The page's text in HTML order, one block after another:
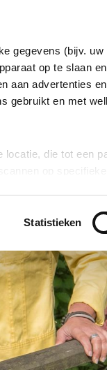
gegevens (bijv.
op te slaan
aan advertenties
gebruikt en met
die tot een
u voor uw steun
die op deze
graag alle"
op "Selectie
in
beoordeeld als
In het bijzonder
Statistieken